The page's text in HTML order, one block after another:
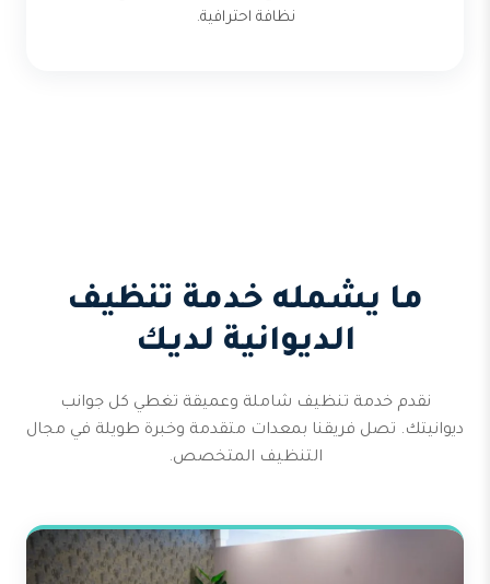
نظافة احترافية.
ما يشمله خدمة تنظيف
الديوانية لديك
نقدم خدمة تنظيف شاملة وعميقة تغطي كل جوانب
ديوانيتك. تصل فريقنا بمعدات متقدمة وخبرة طويلة في مجال
التنظيف المتخصص.